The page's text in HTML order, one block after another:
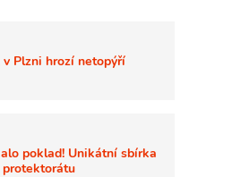
v Plzni hrozí netopýří
poklad! Unikátní sbírka
protektorátu